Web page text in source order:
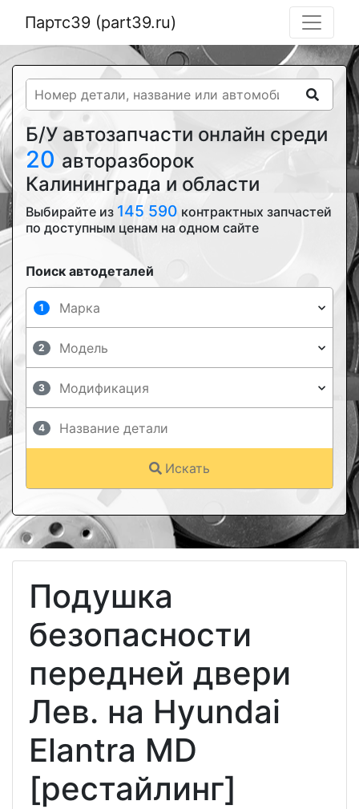
Партс39 (part39.ru)
Б/У автозапчасти онлайн среди
20 авторазборок
Калининграда и области
Выбирайте из 145 590 контрактных запчастей
по доступным ценам на одном сайте
Поиск автодеталей
1
2
3
4
Искать
Подушка
безопасности
передней двери
Лев. на Hyundai
Elantra MD
[рестайлинг]